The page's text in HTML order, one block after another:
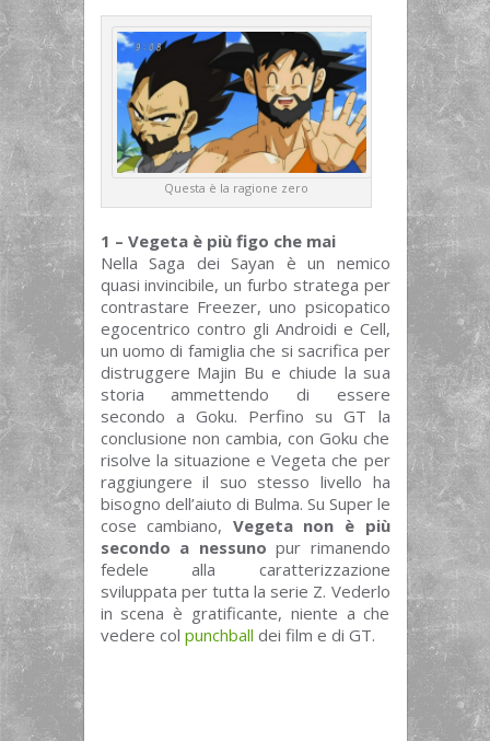
Questa è la ragione zero
1 – Vegeta è più figo che mai
Nella Saga dei Sayan è un nemico
quasi invincibile, un furbo stratega per
contrastare Freezer, uno psicopatico
egocentrico contro gli Androidi e Cell,
un uomo di famiglia che si sacrifica per
distruggere Majin Bu e chiude la sua
storia ammettendo di essere
secondo a Goku. Perfino su GT la
conclusione non cambia, con Goku che
risolve la situazione e Vegeta che per
raggiungere il suo stesso livello ha
bisogno dell’aiuto di Bulma. Su Super le
cose cambiano, Vegeta non è più
secondo a nessuno pur rimanendo
fedele alla caratterizzazione
sviluppata per tutta la serie Z. Vederlo
in scena è gratificante, niente a che
vedere col punchball dei film e di GT.